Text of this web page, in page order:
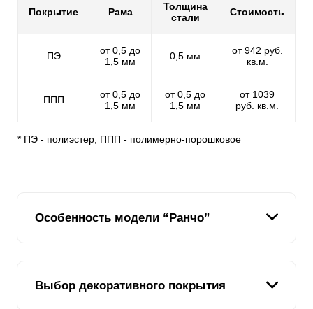
Покрытие Рама
Толщина
стали
Стоимость
ПЭ
от 0,5 до
1,5 мм
0,5 мм
от 942 руб.
кв.м.
ППП
от 0,5 до
1,5 мм
от 0,5 до
1,5 мм
от 1039
руб. кв.м.
* ПЭ - полиэстер, ППП - полимерно-порошковое
Особенность модели “Ранчо”
Если вас привлекает деревенский забор из досок,
которые раньше были популярны среди владельцев
Выбор декоративного покрытия